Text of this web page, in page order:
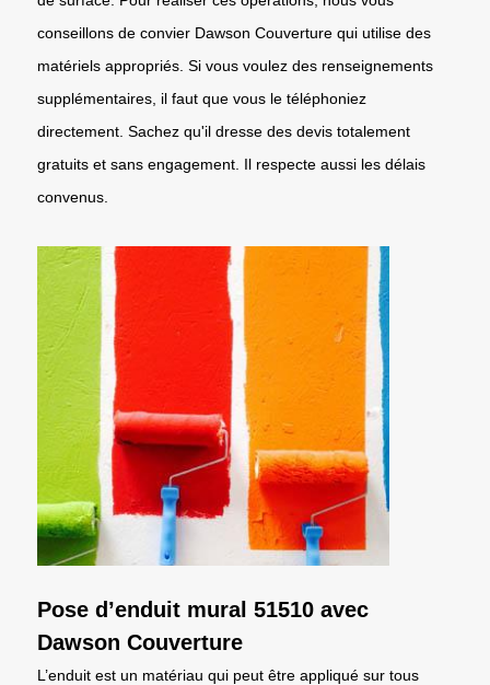
conseillons de convier Dawson Couverture qui utilise des
matériels appropriés. Si vous voulez des renseignements
supplémentaires, il faut que vous le téléphoniez
directement. Sachez qu'il dresse des devis totalement
gratuits et sans engagement. Il respecte aussi les délais
convenus.
Pose d’enduit mural 51510 avec
Dawson Couverture
L’enduit est un matériau qui peut être appliqué sur tous